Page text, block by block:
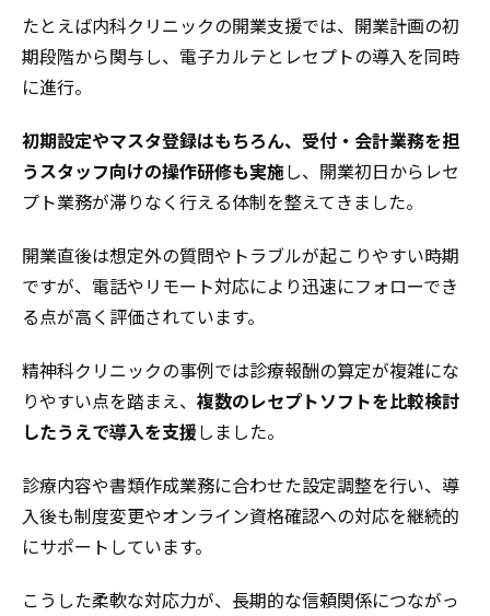
たとえば内科クリニックの開業支援では、開業計画の初
期段階から関与し、電子カルテとレセプトの導入を同時
に進行。
初期設定やマスタ登録はもちろん、受付・会計業務を担
うスタッフ向けの操作研修も実施し、開業初日からレセ
プト業務が滞りなく行える体制を整えてきました。
開業直後は想定外の質問やトラブルが起こりやすい時期
ですが、電話やリモート対応により迅速にフォローでき
る点が高く評価されています。
精神科クリニックの事例では診療報酬の算定が複雑にな
りやすい点を踏まえ、 複数のレセプトソフトを比較検討
したうえで導入を支援しました。
診療内容や書類作成業務に合わせた設定調整を行い、導
入後も制度変更やオンライン資格確認への対応を継続的
にサポートしています。
こうした柔軟な対応力が、長期的な信頼関係につながっ